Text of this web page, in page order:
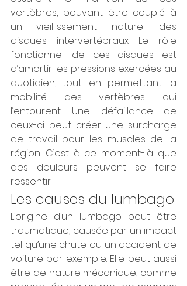
vertèbres, pouvant être couplé à
un vieillissement naturel des
disques intervertébraux. Le rôle
fonctionnel de ces disques est
d’amortir les pressions exercées au
quotidien, tout en permettant la
mobilité des vertèbres qui
l’entourent. Une défaillance de
ceux-ci peut créer une surcharge
de travail pour les muscles de la
région. C’est à ce moment-là que
des douleurs peuvent se faire
ressentir.
Les causes du lumbago
L’origine d’un lumbago peut être
traumatique, causée par un impact
tel qu’une chute ou un accident de
voiture par exemple. Elle peut aussi
être de nature mécanique, comme